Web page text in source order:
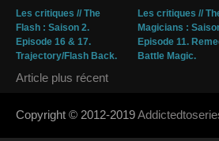
Les critiques // The
Flash : Saison 2.
Episode 16 & 17.
Trajectory/Flash Back.
Les critiques //
Magicians :
Episode 11.
Battle Magic.
Article plus récent
Copyright © 2012-2019